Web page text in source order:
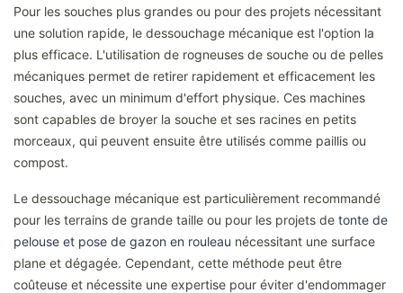
Pour les souches plus grandes ou pour des projets nécessitant
une solution rapide, le dessouchage mécanique est l'option la
plus efficace. L'utilisation de rogneuses de souche ou de pelles
mécaniques permet de retirer rapidement et efficacement les
souches, avec un minimum d'effort physique. Ces machines
sont capables de broyer la souche et ses racines en petits
morceaux, qui peuvent ensuite être utilisés comme paillis ou
compost.
Le dessouchage mécanique est particulièrement recommandé
pour les terrains de grande taille ou pour les projets de tonte de
pelouse et pose de gazon en rouleau nécessitant une surface
plane et dégagée. Cependant, cette méthode peut être
coûteuse et nécessite une expertise pour éviter d'endommager